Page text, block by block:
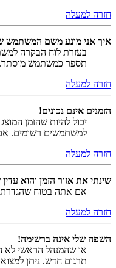
חזרה למעלה
איך אני מונע משם המשתמש
בעזרת לוח הבקרה
תספר כמשתמש מוסתר.
חזרה למעלה
הזמנים אינם נכונים!
יכול להיות שהזמן
למשתמשים רשומים. אם
חזרה למעלה
שינתי את אזור הזמן והוא
אם אתה בטוח שהגדרת
חזרה למעלה
השפה שלי אינה ברשימה!
או שהמנהל הראשי לא
תרגום חדש. ניתן